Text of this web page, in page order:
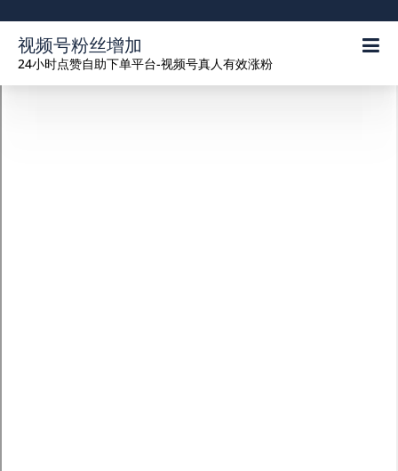
视频号粉丝增加
24小时点赞自助下单平台-视频号真人有效涨粉